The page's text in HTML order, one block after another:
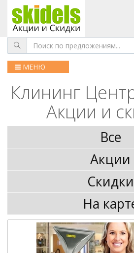
МЕНЮ
Клининг
Акции и
Все
Акции
Скидки
На